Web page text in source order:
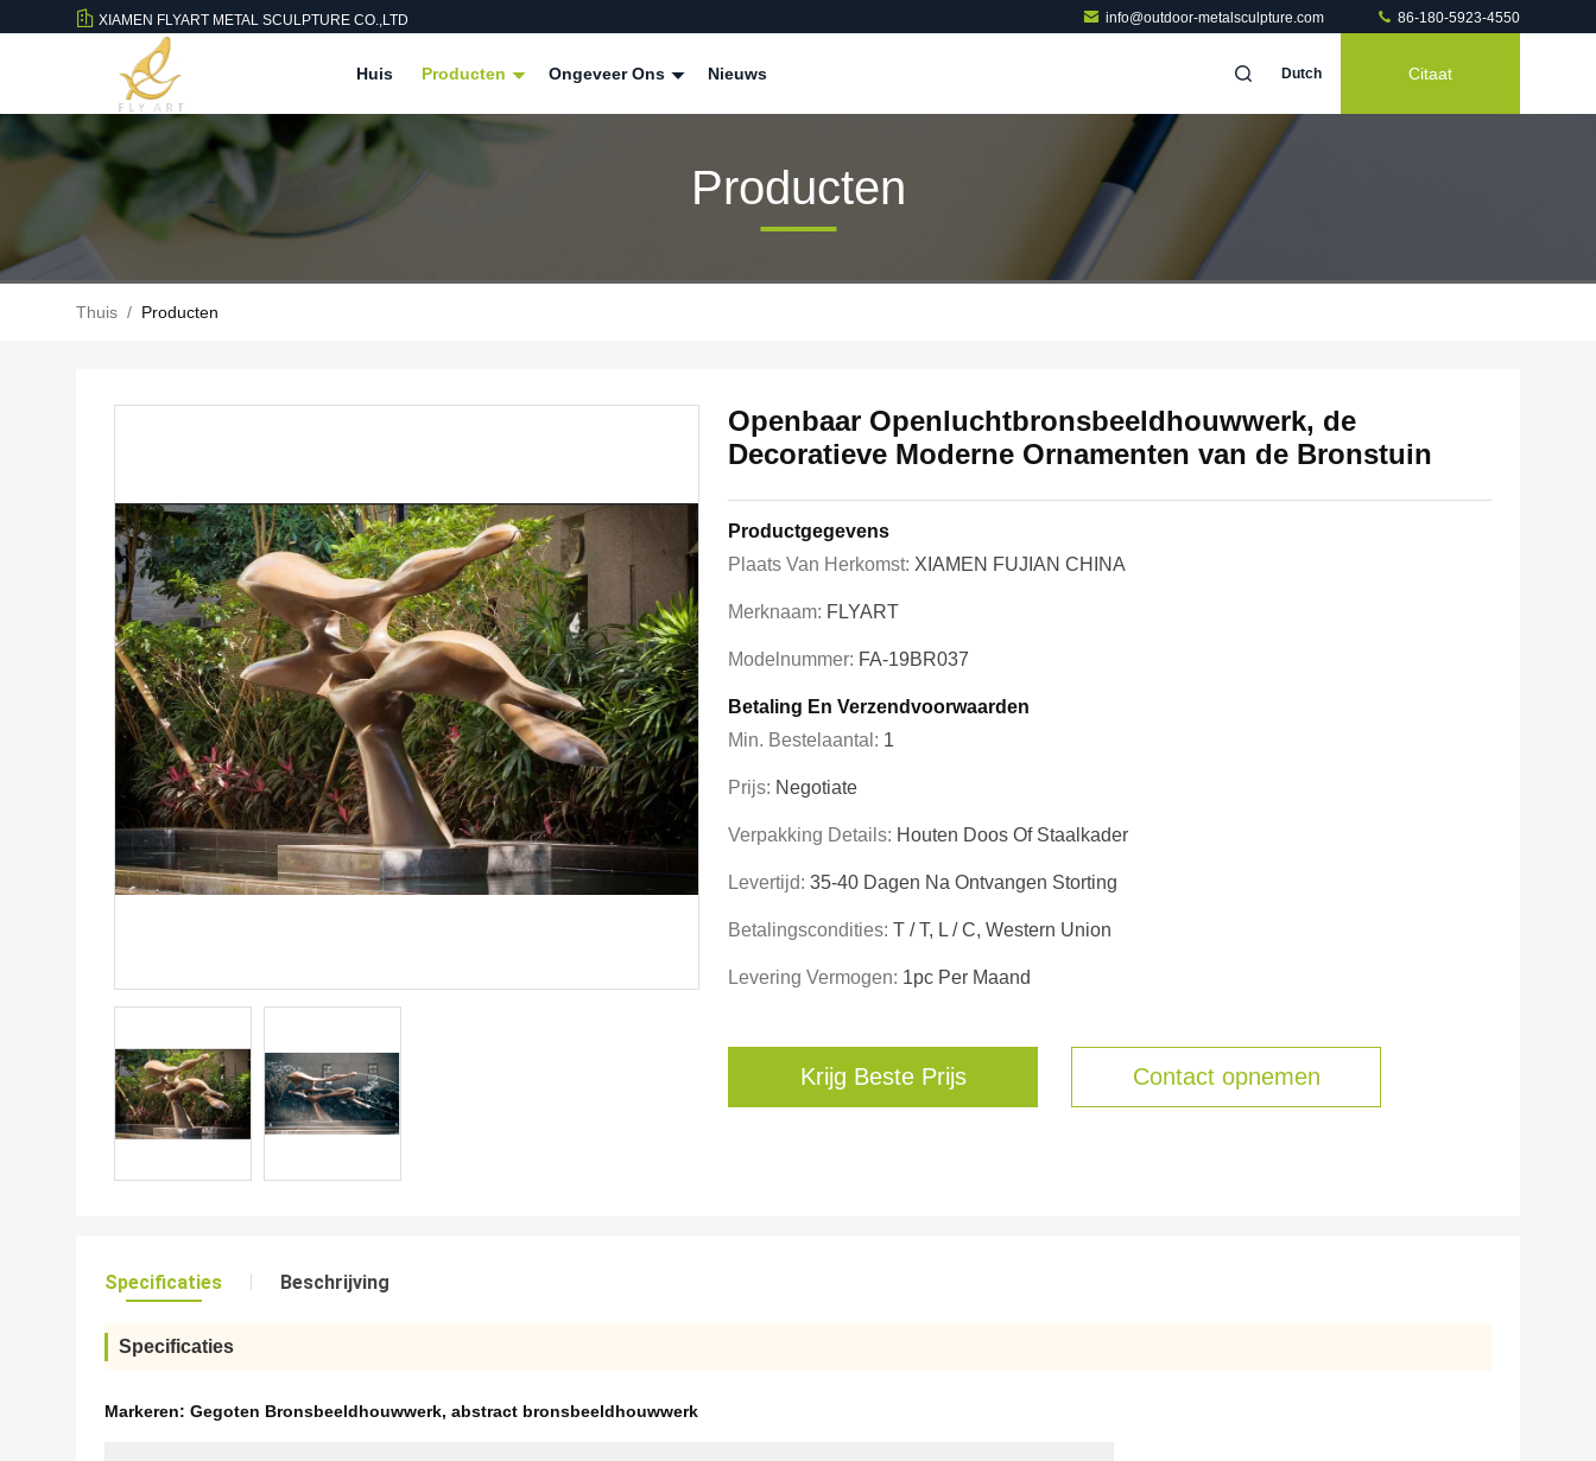
XIAMEN FLYART METAL SCULPTURE CO.,LTD info@outdoor-metalsculpture.com 86-180-5923-4550
Huis Producten Ongeveer Ons Nieuws Dutch Citaat
Producten
Thuis / Producten
Openbaar Openluchtbronsbeeldhouwwerk, de
Decoratieve Moderne Ornamenten van de Bronstuin
Productgegevens
Plaats Van Herkomst: XIAMEN FUJIAN CHINA
Merknaam: FLYART
Modelnummer: FA-19BR037
Betaling En Verzendvoorwaarden
Min. Bestelaantal: 1
Prijs: Negotiate
Verpakking Details: Houten Doos Of Staalkader
Levertijd: 35-40 Dagen Na Ontvangen Storting
Betalingscondities: T / T, L / C, Western Union
Levering Vermogen: 1pc Per Maand
Krijg Beste Prijs Contact opnemen
Specificaties Beschrijving
Specificaties
Markeren: Gegoten Bronsbeeldhouwwerk, abstract bronsbeeldhouwwerk